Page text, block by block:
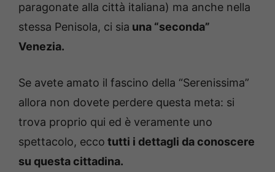
paragonate alla città italiana) ma anche nella
stessa Penisola, ci sia una “seconda”
Venezia.
Se avete amato il fascino della “Serenissima”
allora non dovete perdere questa meta: si
trova proprio qui ed è veramente uno
spettacolo, ecco tutti i dettagli da conoscere
su questa cittadina.